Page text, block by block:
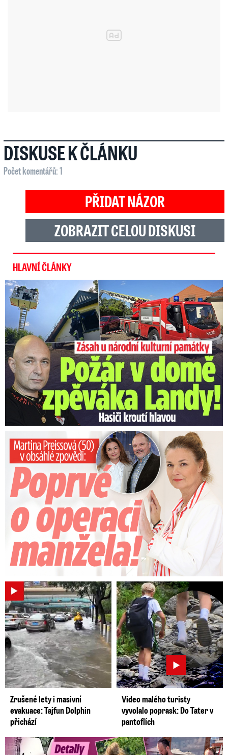
DISKUSE K ČLÁNKU
Počet komentářů: 1
PŘIDAT NÁZOR
ZOBRAZIT CELOU DISKUSI
HLAVNÍ ČLÁNKY
U Daniela Landy hořelo! Hasiči kroutí hlavou
Preissová (50) v obsáhlé zpovědi: Poprvé o operaci manžela
Zrušené lety i masivní
evakuace: Tajfun Dolphin
přichází
Video malého turisty
vyvolalo poprask: Do Tater v
pantoflích
Detaily aféry Decroix s Havránkem: Kdo je tady královna?